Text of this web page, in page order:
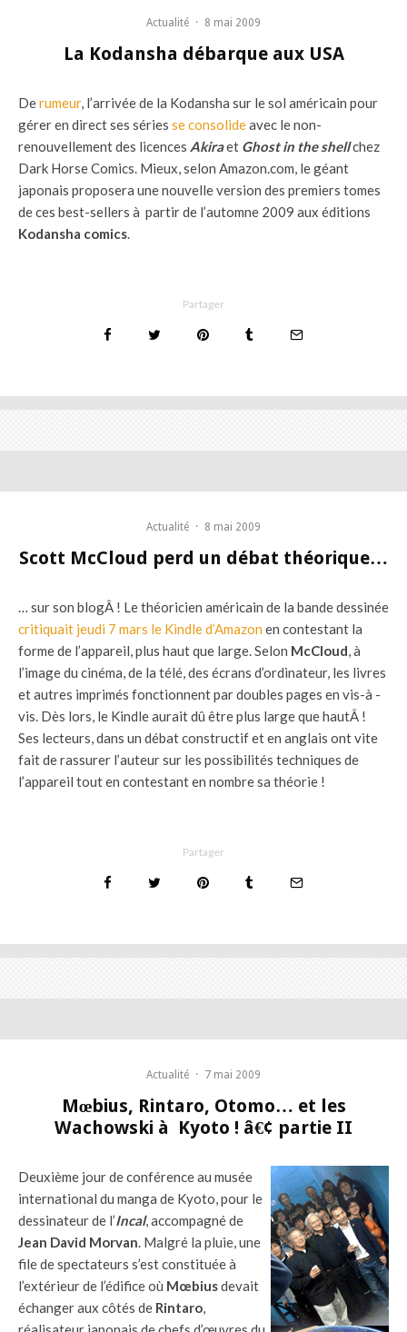
Actualité · 8 mai 2009
La Kodansha débarque aux USA
Derumeur, l’arrivée de la Kodansha sur le sol américain pour
gérer en direct ses séries se consolideavec le non-
renouvellement des licences Akiraet Ghost in the shellchez
Dark Horse Comics. Mieux, selon Amazon.com, le géant
japonais proposera une nouvelle version des premiers tomes
de ces best-sellers à partir de l’automne 2009 aux éditions
Kodansha comics.
Partager
Actualité · 8 mai 2009
Scott McCloud perd un débat théorique…
… sur son blogÂ ! Le théoricien américain de la bande dessinée
critiquait jeudi 7 mars le Kindle d’Amazon en contestant la
forme de l’appareil, plus haut que large. Selon McCloud, à
l’image du cinéma, de la télé, des écrans d’ordinateur, les livres
et autres imprimés fonctionnent par doubles pages en vis-à -
vis. Dès lors, le Kindle aurait dû être plus large que hautÂ !
Ses lecteurs, dans un débat constructif et en anglais ont vite
fait de rassurer l’auteur sur les possibilités techniques de
l’appareil tout en contestant en nombre sa théorie !
Partager
Actualité · 7 mai 2009
Mœbius, Rintaro, Otomo… et les
Wachowski à Kyoto ! â€¢ partie II
Deuxième jour de conférence au musée
international du manga de Kyoto, pour le
dessinateur de l’Incal, accompagné de
Jean David Morvan. Malgré la pluie, une
file de spectateurs s’est constituée à
l’extérieur de l’édifice où Mœbiusdevait
échanger aux côtés de Rintaro,